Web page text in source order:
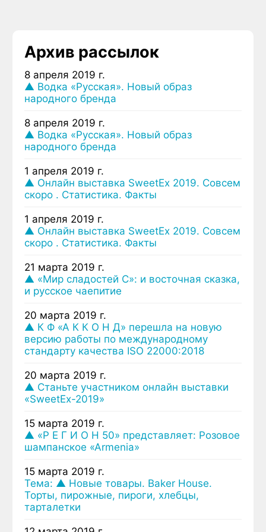
Архив рассылок
8 апреля 2019 г.
▲ Водка «Русская». Новый образ
народного бренда
8 апреля 2019 г.
▲ Водка «Русская». Новый образ
народного бренда
1 апреля 2019 г.
▲ Онлайн выставка SweetEx 2019. Совсем
скоро . Статистика. Факты
1 апреля 2019 г.
▲ Онлайн выставка SweetEx 2019. Совсем
скоро . Статистика. Факты
21 марта 2019 г.
▲ «Мир сладостей С»: и восточная сказка,
и русское чаепитие
20 марта 2019 г.
▲ К Ф «А К К О Н Д» перешла на новую
версию работы по международному
стандарту качества ISO 22000:2018
20 марта 2019 г.
▲ Станьте участником онлайн выставки
«SweetEx-2019»
15 марта 2019 г.
▲ «Р Е Г И О Н 50» представляет: Розовое
шампанское «Аrmenia»
15 марта 2019 г.
Тема: ▲ Новые товары. Baker House.
Торты, пирожные, пироги, хлебцы,
тарталетки